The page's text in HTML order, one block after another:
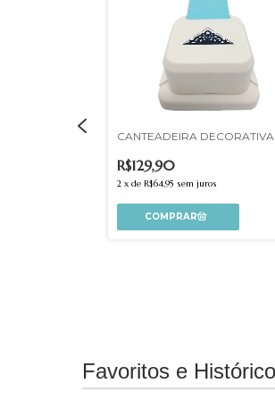
CANTEADEIRA DECORATIVA
R$129,90
2 x de R$64,95 sem juros